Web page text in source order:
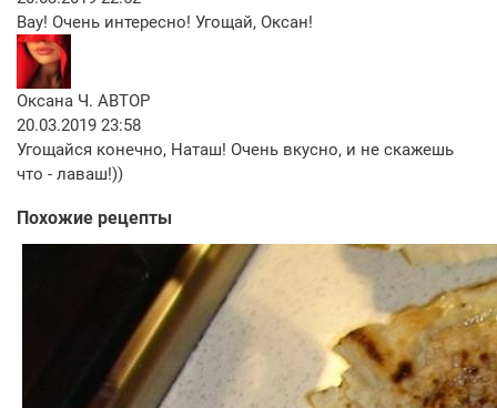
Вау! Очень интересно! Угощай, Оксан!
Оксана Ч. АВТОР
20.03.2019 23:58
Угощайся конечно, Наташ! Очень вкусно, и не скажешь
что - лаваш!))
Похожие рецепты